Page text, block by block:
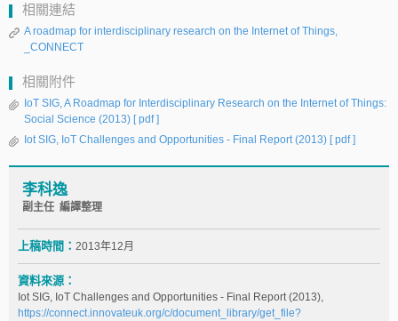
相關連結
A roadmap for interdisciplinary research on the Internet of Things,
_CONNECT
相關附件
IoT SIG, A Roadmap for Interdisciplinary Research on the Internet of Things:
Social Science (2013) [ pdf ]
Iot SIG, IoT Challenges and Opportunities - Final Report (2013) [ pdf ]
李科逸
副主任 編譯整理
上稿時間： 2013年12月
資料來源：
Iot SIG, IoT Challenges and Opportunities - Final Report (2013),
https://connect.innovateuk.org/c/document_library/get_file?